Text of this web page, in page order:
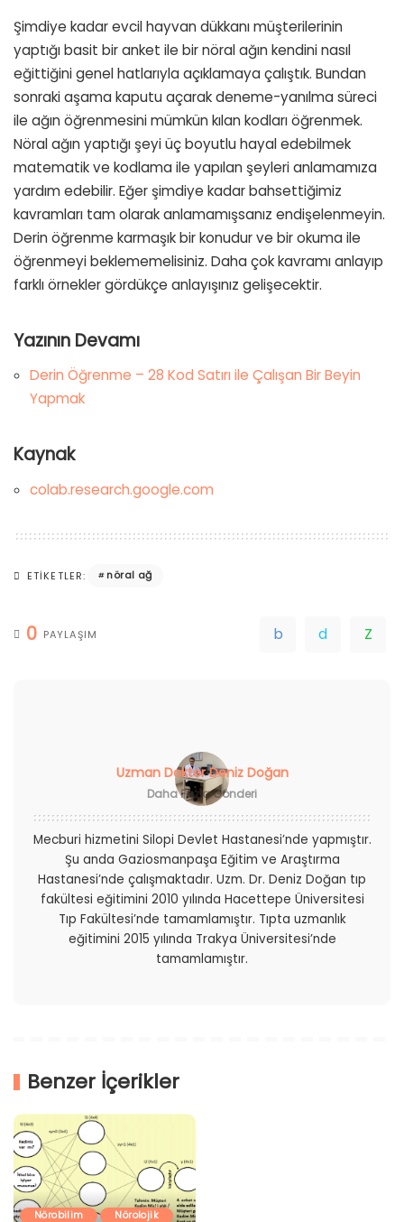
Şimdiye kadar evcil hayvan dükkanı müşterilerinin
yaptığı basit bir anket ile bir nöral ağın kendini nasıl
eğittiğini genel hatlarıyla açıklamaya çalıştık. Bundan
sonraki aşama kaputu açarak deneme-yanılma süreci
ile ağın öğrenmesini mümkün kılan kodları öğrenmek.
Nöral ağın yaptığı şeyi üç boyutlu hayal edebilmek
matematik ve kodlama ile yapılan şeyleri anlamamıza
yardım edebilir. Eğer şimdiye kadar bahsettiğimiz
kavramları tam olarak anlamamışsanız endişelenmeyin.
Derin öğrenme karmaşık bir konudur ve bir okuma ile
öğrenmeyi beklememelisiniz. Daha çok kavramı anlayıp
farklı örnekler gördükçe anlayışınız gelişecektir.
Yazının Devamı
Derin Öğrenme – 28 Kod Satırı ile Çalışan Bir Beyin
Yapmak
Kaynak
colab.research.google.com
ETIKETLER: nöral ağ
0 PAYLAŞIM
Uzman Doktor Deniz Doğan
Daha Fazla Gönderi
Mecburi hizmetini Silopi Devlet Hastanesi’nde yapmıştır.
Şu anda Gaziosmanpaşa Eğitim ve Araştırma
Hastanesi’nde çalışmaktadır. Uzm. Dr. Deniz Doğan tıp
fakültesi eğitimini 2010 yılında Hacettepe Üniversitesi
Tıp Fakültesi’nde tamamlamıştır. Tıpta uzmanlık
eğitimini 2015 yılında Trakya Üniversitesi’nde
tamamlamıştır.
Benzer İçerikler
Nörobilim Nörolojik